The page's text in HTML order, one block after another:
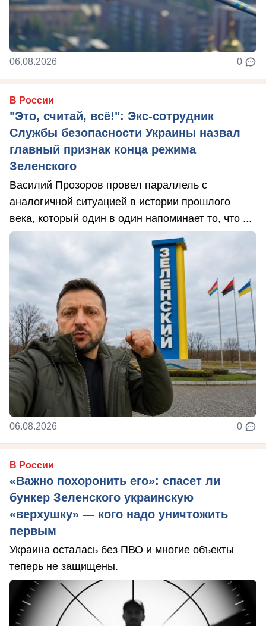
06.08.2026 0
В России
"Это, считай, всё!": Экс-сотрудник
Службы безопасности Украины назвал
главный признак конца режима
Зеленского
Василий Прозоров провел параллель с
аналогичной ситуацией в истории прошлого
века, который один в один напоминает то, что ...
06.08.2026 0
В России
«Важно похоронить его»: спасет ли
бункер Зеленского украинскую
«верхушку» — кого надо уничтожить
первым
Украина осталась без ПВО и многие объекты
теперь не защищены.